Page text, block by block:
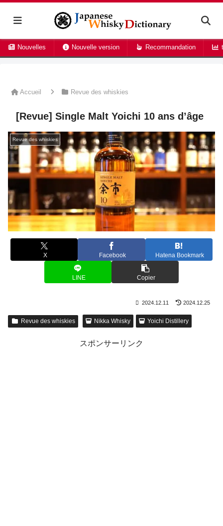
Nouvelles Nouvelle version Recommandation
Accueil Revue des whiskies
[Revue] Single Malt Yoichi 10 ans d’âge
Revue des whiskies
X Facebook Hatena Bookmark
LINE Copier
2024.12.11 2024.12.25
Revue des whiskies Nikka Whisky Yoichi Distillery
スポンサーリンク